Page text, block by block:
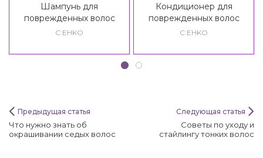
Шампунь для
поврежденных волос
C:EHKO Care Prof. SOS
C:EHKO
Кондиционер для
поврежденных волос
C:EHKO Care Prof. SOS
C:EHKO
Предыдущая статья
Что нужно знать об
окрашивании седых волос
Следующая статья
Советы по уходу и
стайлингу тонких волос